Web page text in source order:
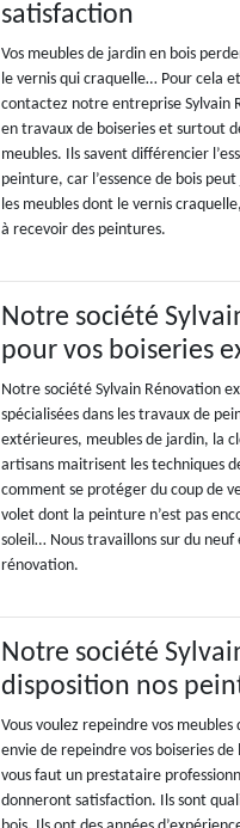
satisfaction
Vos meubles de jardin en bois
le vernis qui craquelle… Pour cela
contactez notre entreprise Sylvain
en travaux de boiseries et surtout
meubles. Ils savent différencier
peinture, car l’essence de bois
les meubles dont le vernis
à recevoir des peintures.
Notre société
pour vos boiseries
Notre société Sylvain Rénovation
spécialisées dans les travaux de
extérieures, meubles de jardin, la
artisans maitrisent les techniques
comment se protéger du coup de
volet dont la peinture n’est pas
soleil… Nous travaillons sur du
rénovation.
Notre société
disposition nos
Vous voulez repeindre vos
envie de repeindre vos boiseries
vous faut un prestataire
donneront satisfaction. Ils sont